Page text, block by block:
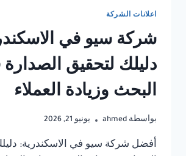
اعلانات الشركة
شركة سيو في
دليلك لتحقيق الصدارة
البحث وزيادة العملاء
بواسطة ahmed يونيو 21, 2026
أفضل شركة سيو في الاسكندرية: